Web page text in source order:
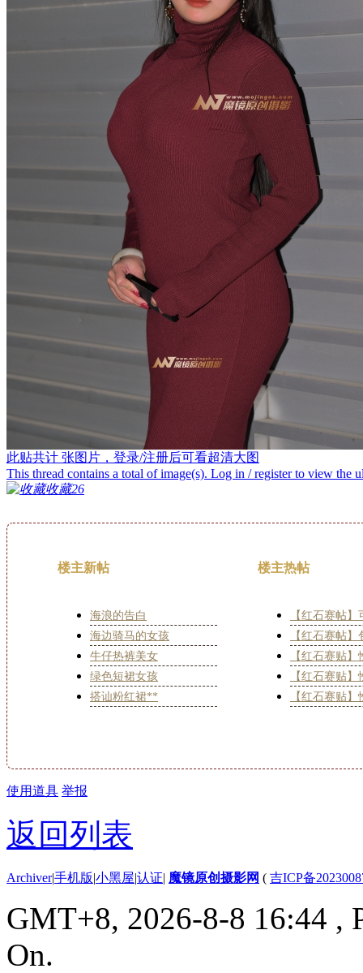
此贴共计 张图片，登录/注册后可看超清大图
This thread contains a total ofimage(s). Log in / register to view the
收藏26
楼主新帖
海浪的告白
海边骑马的女孩
牛仔热裤美女
绿色短裙女孩
搭讪粉红裙**
楼主热帖
【红石赛帖
【红石赛帖
【红石赛贴
【红石赛贴
【红石赛贴
使用道具 举报
返回列表
Archiver|手机版|小黑屋|认证| 魔镜原创摄影网 ( 吉ICP备
GMT+8, 2026-8-8 16:44 ,
On.